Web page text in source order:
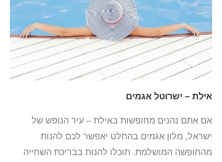
אילת – ישרוטל אגמים
אם אתם נהנים מחופשות באילת – עיר הנופש של
ישראל, מלון אגמים בהחלט יאפשר לכם להנות
מהחופשה המושלמת. תוכלו להנות בבריכת השחייה